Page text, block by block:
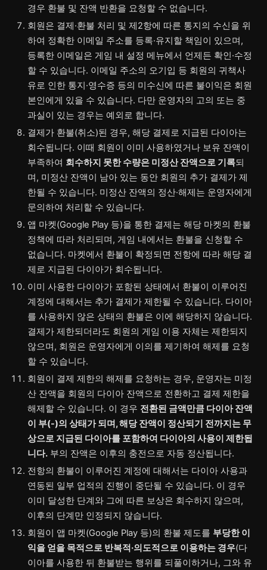
경우 환불 및 잔액 반환을 요청할 수 없습니다.
회원은 결제·환불 처리 및 제2항에 따른 통지의 수신을 위
하여 정확한 이메일 주소를 등록·유지할 책임이 있으며,
등록한 이메일은 게임 내 설정 메뉴에서 언제든 확인·수정
할 수 있습니다. 이메일 주소의 오기입 등 회원의 귀책사
유로 인한 통지·영수증 등의 미수신에 따른 불이익은 회원
본인에게 있을 수 있습니다. 다만 운영자의 고의 또는 중
과실이 있는 경우는 예외로 합니다.
결제가 환불(취소)된 경우, 해당 결제로 지급된 다이아는
회수됩니다. 이때 회원이 이미 사용하였거나 보유 잔액이
부족하여 회수하지 못한 수량은 미정산 잔액으로 기록되
며, 미정산 잔액이 남아 있는 동안 회원의 추가 결제가 제
한될 수 있습니다. 미정산 잔액의 정산·해제는 운영자에게
문의하여 처리할 수 있습니다.
앱 마켓(Google Play 등)을 통한 결제는 해당 마켓의 환불
정책에 따라 처리되며, 게임 내에서는 환불을 신청할 수
없습니다. 마켓에서 환불이 확정되면 전항에 따라 해당 결
제로 지급된 다이아가 회수됩니다.
이미 사용한 다이아가 포함된 상태에서 환불이 이루어진
계정에 대해서는 추가 결제가 제한될 수 있습니다. 다이아
를 사용하지 않은 상태의 환불은 이에 해당하지 않습니다.
결제가 제한되더라도 회원의 게임 이용 자체는 제한되지
않으며, 회원은 운영자에게 이의를 제기하여 해제를 요청
할 수 있습니다.
회원이 결제 제한의 해제를 요청하는 경우, 운영자는 미정
산 잔액을 회원의 다이아 잔액으로 전환하고 결제 제한을
해제할 수 있습니다. 이 경우 전환된 금액만큼 다이아 잔액
이 부(-)의 상태가 되며, 해당 잔액이 정산되기 전까지는 무
상으로 지급된 다이아를 포함하여 다이아의 사용이 제한됩
니다. 부의 잔액은 이후의 충전으로 자동 정산됩니다.
전항의 환불이 이루어진 계정에 대해서는 다이아 사용과
연동된 일부 업적의 진행이 중단될 수 있습니다. 이 경우
이미 달성한 단계와 그에 따른 보상은 회수하지 않으며,
이후의 단계만 인정되지 않습니다.
회원이 앱 마켓(Google Play 등)의 환불 제도를 부당한 이
익을 얻을 목적으로 반복적·의도적으로 이용하는 경우(다
이아를 사용한 뒤 환불받는 행위를 되풀이하거나, 그와 유